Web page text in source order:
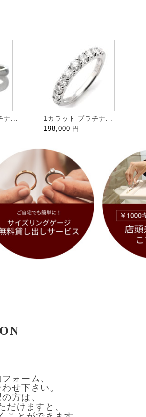
ナ...
1カラット プラチナ...
198,000 円
ォーム、
せ下さい。
方は、
だけますと、